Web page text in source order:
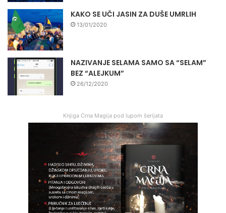
KAKO SE UČI JASIN ZA DUŠE UMRLIH
13/01/2020
NAZIVANJE SELAMA SAMO SA “SELAM”
BEZ “ALEJKUM”
26/12/2020
Knjiga Crna Magija pod lupom šerijata